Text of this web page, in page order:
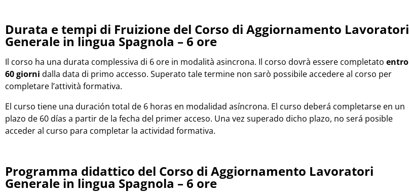
Durata e tempi di Fruizione del Corso di Aggiornamento Lavoratori
Generale in lingua Spagnola – 6 ore
Il corso ha una durata complessiva di 6 ore in modalità asincrona. Il corso dovrà essere completato entro
60 giorni dalla data di primo accesso. Superato tale termine non sarò possibile accedere al corso per
completare l’attività formativa.
El curso tiene una duración total de 6 horas en modalidad asíncrona. El curso deberá completarse en un
plazo de 60 días a partir de la fecha del primer acceso. Una vez superado dicho plazo, no será posible
acceder al curso para completar la actividad formativa.
Programma didattico del Corso di Aggiornamento Lavoratori
Generale in lingua Spagnola – 6 ore